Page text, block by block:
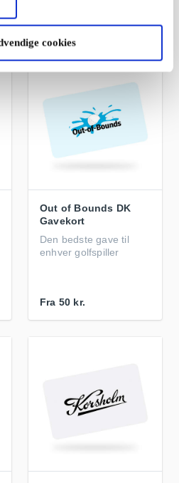
cookies
Out of Bounds DK
Gavekort
Den bedste gave til
enhver golfspiller
Fra 50 kr.